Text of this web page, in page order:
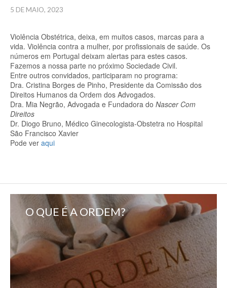
5 DE MAIO, 2023
Violência Obstétrica, deixa, em muitos casos, marcas para a
vida. Violência contra a mulher, por profissionais de saúde. Os
números em Portugal deixam alertas para estes casos.
Fazemos a nossa parte no próximo Sociedade Civil.
Entre outros convidados, participaram no programa:
Dra. Cristina Borges de Pinho, Presidente da Comissão dos
Direitos Humanos da Ordem dos Advogados.
Dra. Mia Negrão, Advogada e Fundadora do Nascer Com
Direitos
Dr. Diogo Bruno, Médico Ginecologista-Obstetra no Hospital
São Francisco Xavier
Pode ver aqui
O QUE É A ORDEM?